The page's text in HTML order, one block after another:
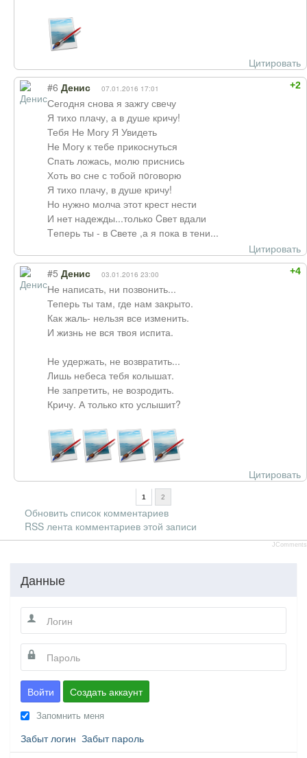
Цитировать
+2
#6 Денис 07.01.2016 17:01
Сегодня снова я зажгу свечу
Я тихо плачу, а в душе кричу!
Тебя Не Могу Я Увидеть
Не Могу к тебе прикоснуться
Спать ложась, молю приснись
Хоть во сне с тобой пoговорю
Я тихо плачу, в душе кричу!
Но нужно молча этот крест нести
И нет надежды...только Cвет вдали
Tеперь ты - в Свете ,а я пока в тени...
Цитировать
+4
#5 Денис 03.01.2016 23:00
Не написать, ни позвонить...
Теперь ты там, где нам закрыто.
Как жаль- нельзя все изменить.
И жизнь не вся твоя испита.
Не удержать, не возвратить...
Лишь небеса тебя колышат.
Не запретить, не возродить.
Кричу. А только кто услышит?
Цитировать
1 2
Обновить список комментариев
RSS лента комментариев этой записи
JComments
Данные
Войти Создать аккаунт
Запомнить меня
Забыт логин Забыт пароль